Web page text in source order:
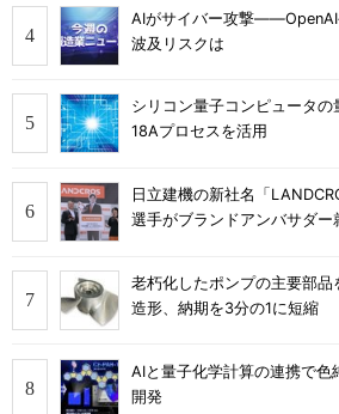
AIがサイバー攻撃――OpenAI
波及リスクは
シリコン量子コンピュータ
18Aプロセスを活用
日立建機の新社名「
選手がブランドアンバサダー
老朽化したポンプの主要部
造形、納期を3分の1に短縮
AIと量子化学計算の連携で色
開発